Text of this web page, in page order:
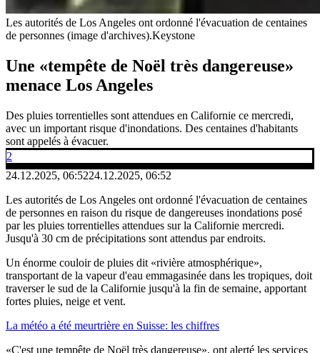
Les autorités de Los Angeles ont ordonné l'évacuation de centaines
de personnes (image d'archives).Keystone
Une «tempête de Noël très dangereuse»
menace Los Angeles
Des pluies torrentielles sont attendues en Californie ce mercredi,
avec un important risque d'inondations. Des centaines d'habitants
sont appelés à évacuer.
2
24.12.2025, 06:5224.12.2025, 06:52
Les autorités de Los Angeles ont ordonné l'évacuation de centaines
de personnes en raison du risque de dangereuses inondations posé
par les pluies torrentielles attendues sur la Californie mercredi.
Jusqu'à 30 cm de précipitations sont attendus par endroits.
Un énorme couloir de pluies dit «rivière atmosphérique»,
transportant de la vapeur d'eau emmagasinée dans les tropiques, doit
traverser le sud de la Californie jusqu'à la fin de semaine, apportant
fortes pluies, neige et vent.
La météo a été meurtrière en Suisse: les chiffres
«C'est une tempête de Noël très dangereuse», ont alerté les services